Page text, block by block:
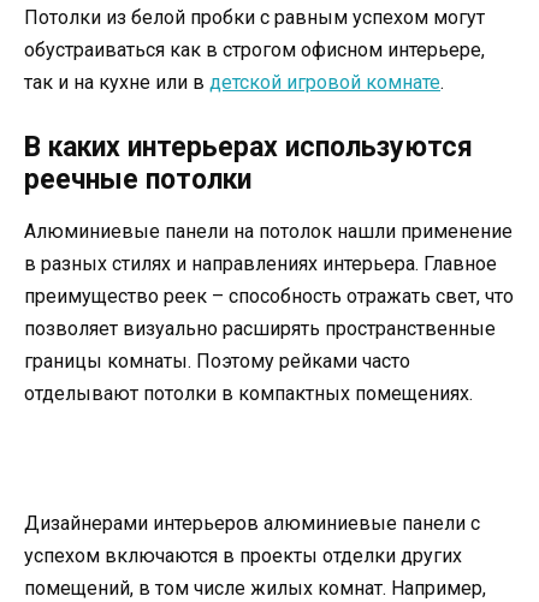
Потолки из белой пробки с равным успехом могут
обустраиваться как в строгом офисном интерьере,
так и на кухне или в детской игровой комнате.
В каких интерьерах используются
реечные потолки
Алюминиевые панели на потолок нашли применение
в разных стилях и направлениях интерьера. Главное
преимущество реек – способность отражать свет, что
позволяет визуально расширять пространственные
границы комнаты. Поэтому рейками часто
отделывают потолки в компактных помещениях.
Дизайнерами интерьеров алюминиевые панели с
успехом включаются в проекты отделки других
помещений, в том числе жилых комнат. Например,